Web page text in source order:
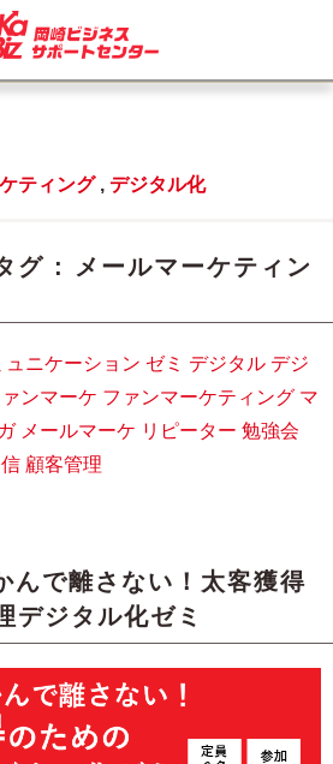
ティング, デジタル化
グ :
メールマーケティン
ュニケーション ゼミ デジタル デジ
ンマーケ ファンマーケティング マ
メールマーケ リピーター 勉強会
顧客管理
んで離さない！太客獲得
デジタル化ゼミ